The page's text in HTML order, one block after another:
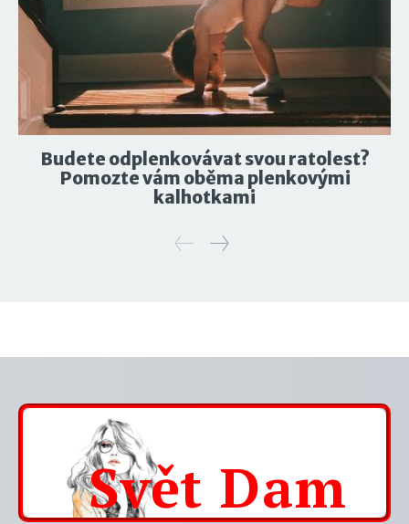
Budete odplenkovávat svou ratolest?
Pomozte vám oběma plenkovými
kalhotkami
Svět Dam